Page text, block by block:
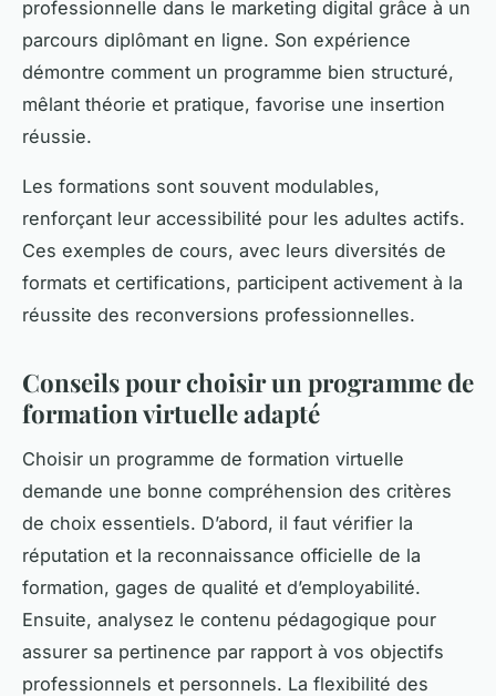
professionnelle dans le marketing digital grâce à un
parcours diplômant en ligne. Son expérience
démontre comment un programme bien structuré,
mêlant théorie et pratique, favorise une insertion
réussie.
Les formations sont souvent modulables,
renforçant leur accessibilité pour les adultes actifs.
Ces exemples de cours, avec leurs diversités de
formats et certifications, participent activement à la
réussite des reconversions professionnelles.
Conseils pour choisir un programme de
formation virtuelle adapté
Choisir un programme de formation virtuelle
demande une bonne compréhension des critères
de choix essentiels. D’abord, il faut vérifier la
réputation et la reconnaissance officielle de la
formation, gages de qualité et d’employabilité.
Ensuite, analysez le contenu pédagogique pour
assurer sa pertinence par rapport à vos objectifs
professionnels et personnels. La flexibilité des